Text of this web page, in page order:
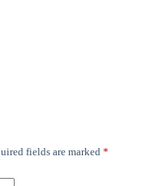
fields are marked *